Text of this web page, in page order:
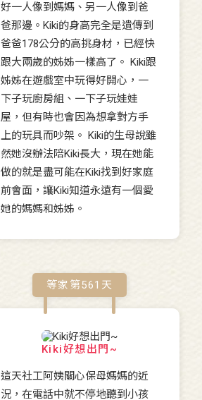
好一人像到媽媽、另一人像到爸
爸那邊。Kiki的身高完全是遺傳到
爸爸178公分的高挑身材，已經快
跟大兩歲的姊姊一樣高了。 Kiki跟
姊姊在遊戲室中玩得好開心，一
下子玩廚房組、一下子玩娃娃
屋，但有時也會因為想拿對方手
上的玩具而吵架。 Kiki的生母說雖
然她沒辦法陪Kiki長大，現在她能
做的就是盡可能在Kiki找到好家庭
前會面，讓Kiki知道永遠有一個愛
她的媽媽和姊姊。
等家第561 天
Kiki好想出門~
這天社工阿姨關心保母媽媽的近
況，在電話中就不停地聽到小孩